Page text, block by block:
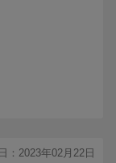
：2023年02月22日